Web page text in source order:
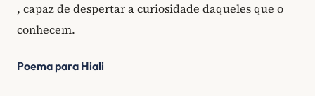
, capaz de despertar a curiosidade daqueles que o
conhecem.
Poema para Hiali